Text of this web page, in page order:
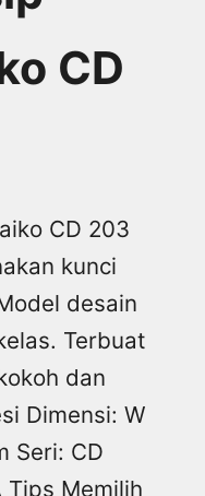
CD
CD 203
kunci
desain
Terbuat
dan
Dimensi: W
Seri: CD
Tips Memilih